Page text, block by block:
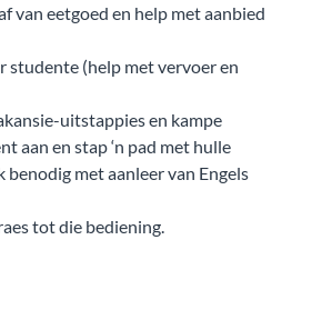
van eetgoed en help met aanbied
studente (help met vervoer en
uitstappies en kampe
aan en stap ‘n pad met hulle
benodig met aanleer van Engels
tot die bediening.